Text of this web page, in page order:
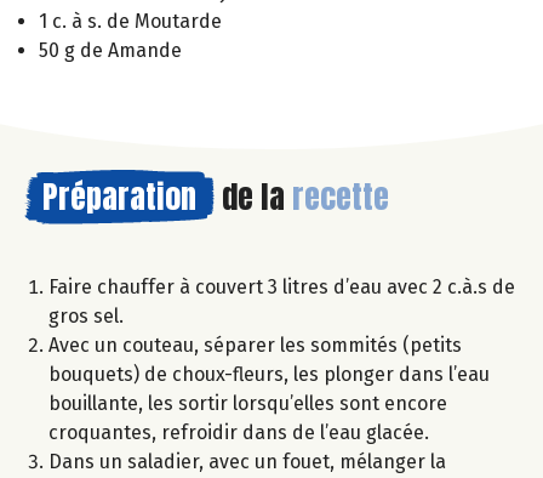
1 c. à s. de Moutarde
50 g de Amande
Préparation de la recette
Faire chauffer à couvert 3 litres d’eau avec 2 c.à.s de
gros sel.
Avec un couteau, séparer les sommités (petits
bouquets) de choux-fleurs, les plonger dans l’eau
bouillante, les sortir lorsqu’elles sont encore
croquantes, refroidir dans de l’eau glacée.
Dans un saladier, avec un fouet, mélanger la